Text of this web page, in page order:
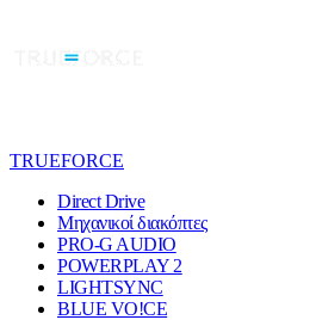
TRUEFORCE
Direct Drive
Μηχανικοί διακόπτες
PRO-G AUDIO
POWERPLAY 2
LIGHTSYNC
BLUE VO!CE